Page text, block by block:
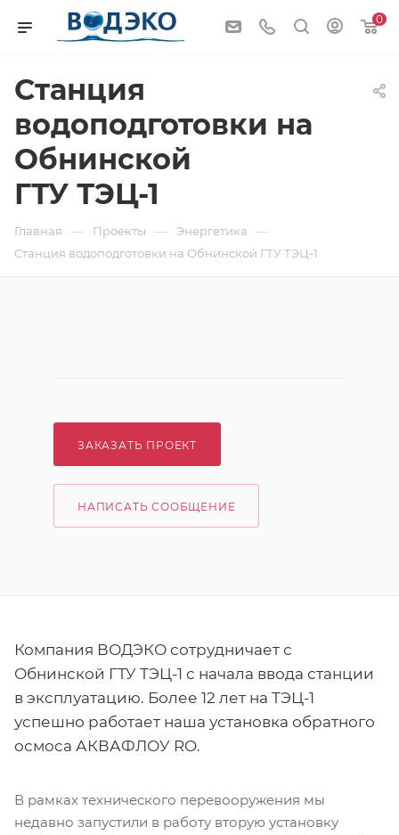
0
Станция
водоподготовки на
Обнинской
ГТУ ТЭЦ-1
Главная — Проекты — Энергетика —
Станция водоподготовки на Обнинской ГТУ ТЭЦ-1
ЗАКАЗАТЬ ПРОЕКТ
НАПИСАТЬ СООБЩЕНИЕ
Компания ВОДЭКО сотрудничает с
Обнинской ГТУ ТЭЦ-1 с начала ввода станции
в эксплуатацию. Более 12 лет на ТЭЦ-1
успешно работает наша установка обратного
осмоса АКВАФЛОУ RO.
В рамках технического перевооружения мы
недавно запустили в работу вторую установку